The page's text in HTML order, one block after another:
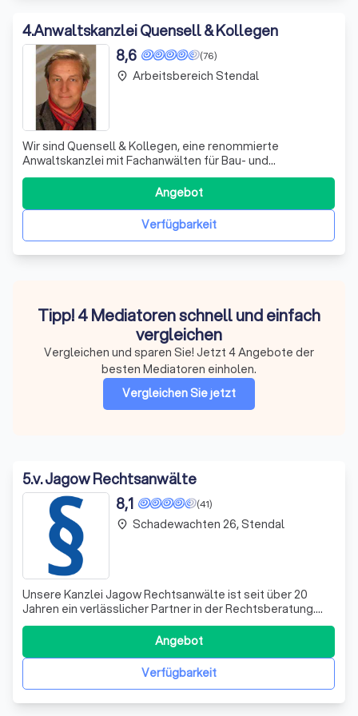
4.Anwaltskanzlei Quensell & Kollegen
(76)
8,6
Wir sind Quensell & Kollegen, eine renommierte
Anwaltskanzlei mit Fachanwälten für Bau- und
Architektenrecht, Verwaltungs- und Verkehrsrecht.
Unsere Expertise erstreckt sich auf alle Gebiete des Zivil-
und Arbeitsrechts. Mit langjähriger Erfahrung und
fundiertem Fachwissen stehen wir Unternehmen, Ba
Verfügbarkeit
Angebot
place Arbeitsbereich Stendal
Tipp! 4 Mediatoren schnell und einfach
vergleichen
Vergleichen und sparen Sie! Jetzt 4 Angebote der
besten Mediatoren einholen.
Vergleichen Sie jetzt
5.v. Jagow Rechtsanwälte
(41)
8,1
Unsere Kanzlei Jagow Rechtsanwälte ist seit über 20
Jahren ein verlässlicher Partner in der Rechtsberatung.
Wir sind uns bewusst, dass die Welt des Rechts immer
komplexer wird und spezialisieren uns daher auf die
Bereiche, in denen wir über fundiertes Wissen und
Erfahrung verfügen. Nur so können wir
Verfügbarkeit
Angebot
place Schadewachten 26, Stendal